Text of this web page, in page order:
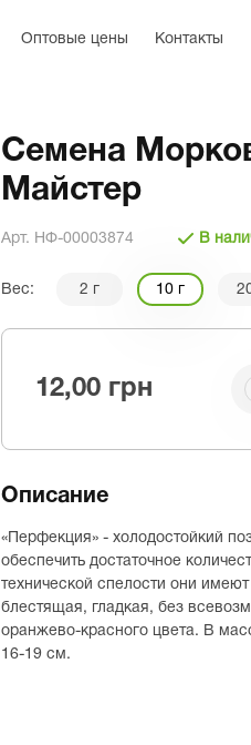
Оптовые цены Контакты
Семена
Майстер
Арт. НФ-00003874 В
Вес: 2 г 10 г
12,00 грн
Описание
«Перфекция» - холодостойкий
обеспечить достаточное
технической спелости они
блестящая, гладкая, без
оранжево-красного цвета. В
16-19 см.